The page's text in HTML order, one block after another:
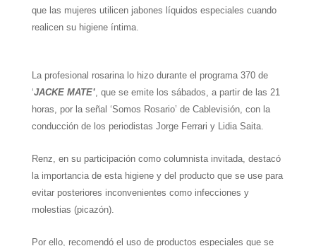
s
p
g
m
t
e
s
t
b
k
l
e
que las mujeres utilicen jabones líquidos especiales cuando
realicen su higiene íntima.
La profesional rosarina lo hizo durante el programa 370 de
‘JACKE MATE’, que se emite los sábados, a partir de las 21
horas, por la señal ‘Somos Rosario’ de Cablevisión, con la
conducción de los periodistas Jorge Ferrari y Lidia Saita.
Renz, en su participación como columnista invitada, destacó
la importancia de esta higiene y del producto que se use para
evitar posteriores inconvenientes como infecciones y
molestias (picazón).
Por ello, recomendó el uso de productos especiales que se